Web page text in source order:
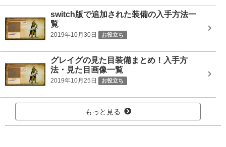
switch版で追加された装備の入手方法一
覧
2019年10月30日 お役立ち
グレイグの見た目装備まとめ！入手方
法・見た目画像一覧
2019年10月25日 お役立ち
もっと見る